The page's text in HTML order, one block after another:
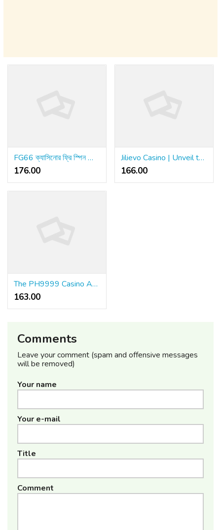
FG66 ক্যাসিনোর ফ্রি স্পিন প্রোমোশন নিয়ে যা জানা দরকার
176.00 ₹
Jilievo Casino | Unveil the Secrets of Winning at Slots
166.00 ₹
The PH9999 Casino Advantage – Full Review
163.00 ₹
Comments
Leave your comment (spam and offensive messages
will be removed)
Your name
Your e-mail
Title
Comment